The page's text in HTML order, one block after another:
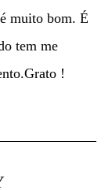
muito bom. É
tem me
!